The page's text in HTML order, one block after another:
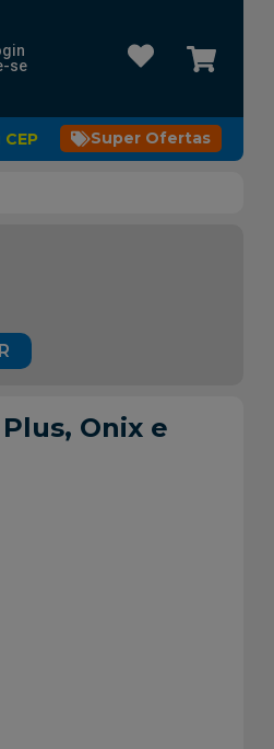
se
Super Ofertas
Onix e